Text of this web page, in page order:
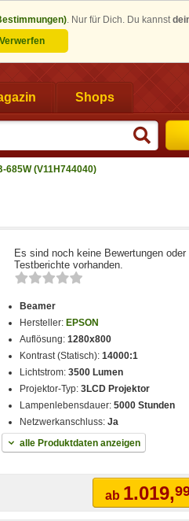
. Nur für Dich. Du kannst
Verwerfen
Shops
685W (V11H744040)
Es sind noch keine Bewertungen oder
Testberichte vorhanden.
Beamer
Hersteller: EPSON
Auflösung:1280x800
Kontrast (Statisch):14000:1
Lichtstrom:3500 Lumen
Projektor-Typ:3LCD Projektor
Lampenlebensdauer:5000 Stunden
Netzwerkanschluss:Ja
alle Produktdaten anzeigen
ab 1.019,